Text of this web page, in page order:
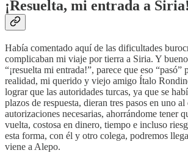
¡Resuelta, mi entrada a Siria!
Había comentado aquí de las dificultades
complicaban mi viaje por tierra a Siria. Y
“¡resuelta mi entrada!”, parece que eso “pasó”
realidad, mi querido y viejo amigo Ítalo
lograr que las autoridades turcas, ya que se
plazos de respuesta, dieran tres pasos en uno
autorizaciones necesarias, ahorrándome tener
vuelta, costosa en dinero, tiempo e incluso
esta forma, con él y otro colega, podremos
viene a Alepo.